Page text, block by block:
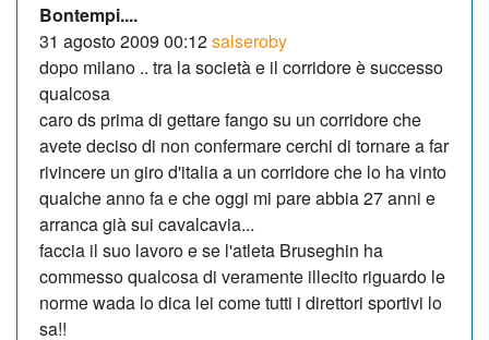
Bontempi....
31 agosto 2009 00:12salseroby
dopo milano .. tra la società e il corridore è successo
qualcosa
caro ds prima di gettare fango su un corridore che
avete deciso di non confermare cerchi di tornare a far
rivincere un giro d'italia a un corridore che lo ha vinto
qualche anno fa e che oggi mi pare abbia 27 anni e
arranca già sui cavalcavia...
faccia il suo lavoro e se l'atleta Bruseghin ha
commesso qualcosa di veramente illecito riguardo le
norme wada lo dica lei come tutti i direttori sportivi lo
sa!!